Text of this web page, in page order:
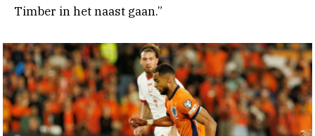
Timber in het naast gaan.”